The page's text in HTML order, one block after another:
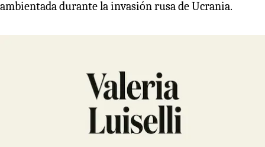
ambientada durante la invasión rusa de Ucrania.